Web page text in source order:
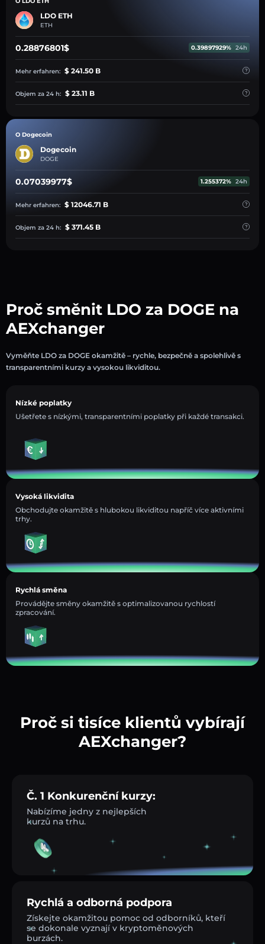
LDO ETH
ETH
0.28876801$ 0.39897929% 24h
Mehr erfahren: $ 241.50 B
Objem za 24 h: $ 23.11 B
O Dogecoin
Dogecoin
DOGE
0.07039977$ 1.255372% 24h
Mehr erfahren: $ 12046.71 B
Objem za 24 h: $ 371.45 B
Proč směnit LDO za DOGE na
AEXchanger
Vyměňte LDO za DOGE okamžitě – rychle, bezpečně a spolehlivě s
transparentními kurzy a vysokou likviditou.
Nízké poplatky
Ušetřete s nízkými, transparentními poplatky při každé transakci.
Vysoká likvidita
Obchodujte okamžitě s hlubokou likviditou napříč více aktivními
trhy.
Rychlá směna
Provádějte směny okamžitě s optimalizovanou rychlostí
zpracování.
Proč si tisíce klientů vybírají
AEXchanger?
Č. 1 Konkurenční kurzy:
Nabízíme jedny z nejlepších
kurzů na trhu.
Rychlá a odborná podpora
Získejte okamžitou pomoc od odborníků, kteří
se dokonale vyznají v kryptoměnových
burzách.